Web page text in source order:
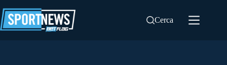
al
contenuto
Cerca